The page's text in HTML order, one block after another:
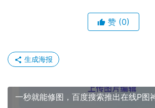
赞 (0)
生成海报
一秒就能修图，百度搜索推出在线P图